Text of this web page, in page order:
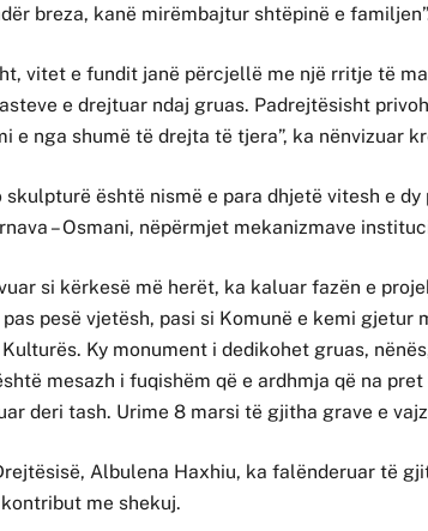
breza, kanë mirëmbajtur shtëpinë e
vitet e fundit janë përcjellë me një rritje të
e drejtuar ndaj gruas. Padrejtësisht
e nga shumë të drejta të tjera”, ka nënvizuar
skulpturë është nismë e para dhjetë vitesh e
– Osmani, nëpërmjet mekanizmave
si kërkesë më herët, ka kaluar fazën e
pesë vjetësh, pasi si Komunë e kemi gjetur
Ky monument i dedikohet gruas,
mesazh i fuqishëm që e ardhmja që na
deri tash. Urime 8 marsi të gjitha grave e
Albulena Haxhiu, ka falënderuar të
me shekuj.